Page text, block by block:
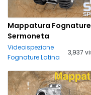
Mappatura Fognature
Sermoneta
Videoispezione
Fognature Latina